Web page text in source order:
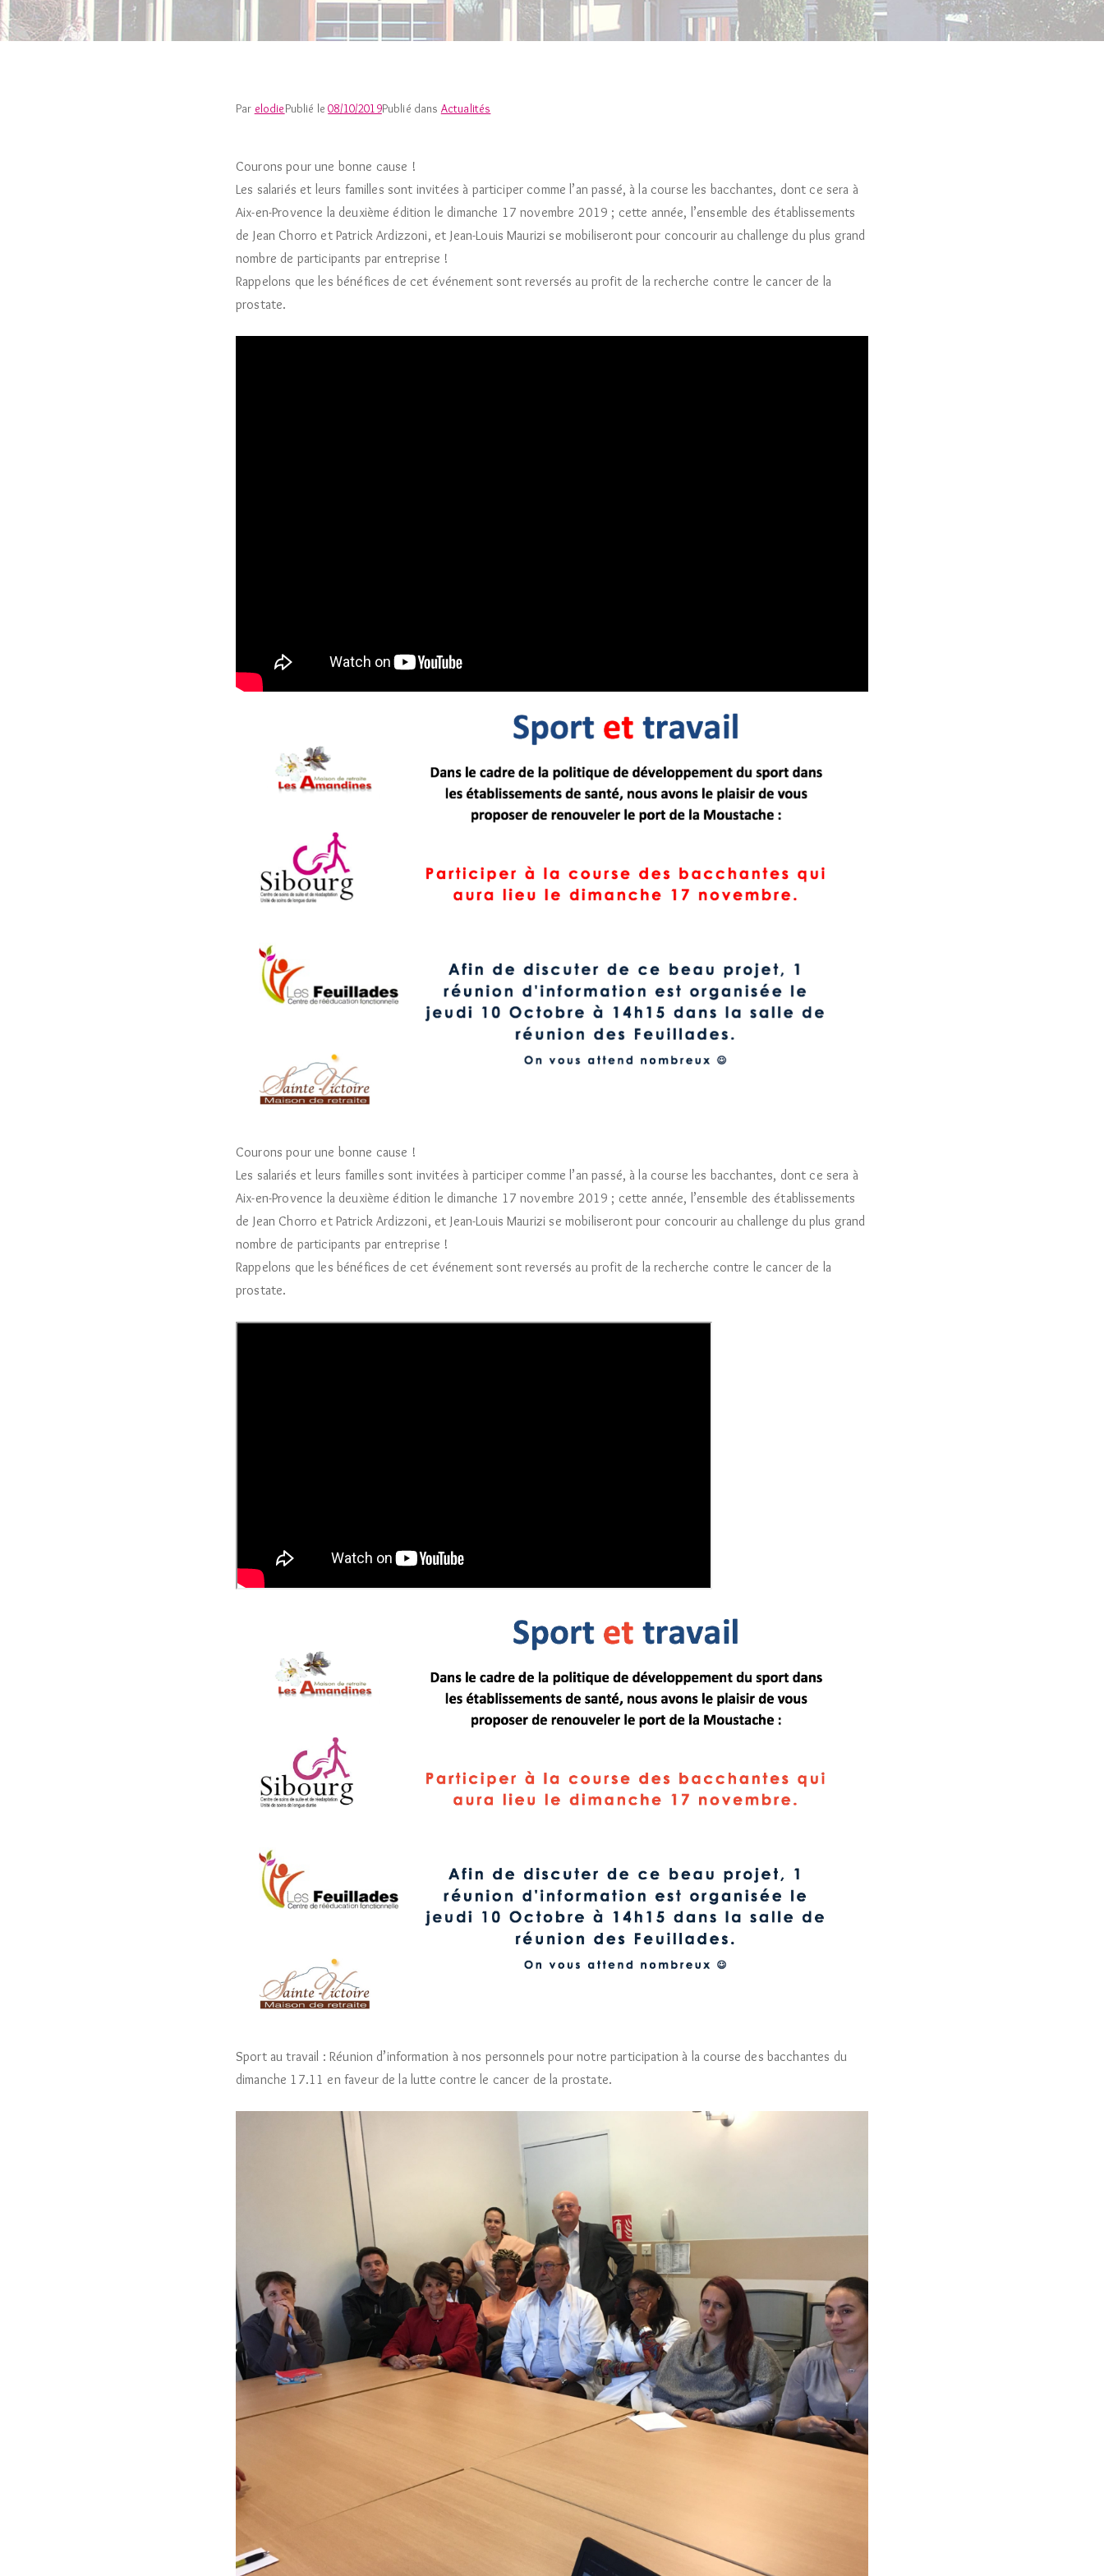
Par elodiePublié le08/10/2019Publié dans Actualités
Courons pour une bonne cause !
Les salariés et leurs familles sont invitées à participer comme l’an passé, à la course les bacchantes, dont ce sera à
Aix-en-Provence la deuxième édition le dimanche 17 novembre 2019 ; cette année, l’ensemble des établissements
de Jean Chorro et Patrick Ardizzoni, et Jean-Louis Maurizi se mobiliseront pour concourir au challenge du plus grand
nombre de participants par entreprise !
Rappelons que les bénéfices de cet événement sont reversés au profit de la recherche contre le cancer de la
prostate.
Courons pour une bonne cause !
Les salariés et leurs familles sont invitées à participer comme l’an passé, à la course les bacchantes, dont ce sera à
Aix-en-Provence la deuxième édition le dimanche 17 novembre 2019 ; cette année, l’ensemble des établissements
de Jean Chorro et Patrick Ardizzoni, et Jean-Louis Maurizi se mobiliseront pour concourir au challenge du plus grand
nombre de participants par entreprise !
Rappelons que les bénéfices de cet événement sont reversés au profit de la recherche contre le cancer de la
prostate.
Sport au travail : Réunion d’information à nos personnels pour notre participation à la course des bacchantes du
dimanche 17.11 en faveur de la lutte contre le cancer de la prostate.